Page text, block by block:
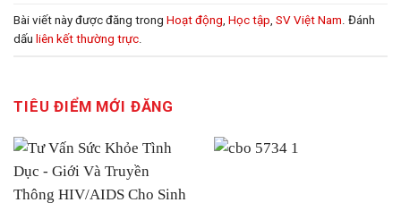
Bài viết này được đăng trong Hoạt động, Học tập, SV Việt Nam. Đánh
dấu liên kết thường trực.
TIÊU ĐIỂM MỚI ĐĂNG